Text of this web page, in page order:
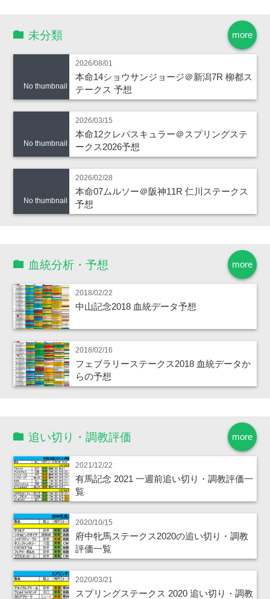
more
未分類
No thumbnail
2026/08/01
本命14ショウサンジョージ＠新潟7R 柳都ス
テークス 予想
No thumbnail
2026/03/15
本命12クレパスキュラー＠スプリングステ
ークス2026予想
No thumbnail
2026/02/28
本命07ムルソー＠阪神11R 仁川ステークス
予想
more
血統分析・予想
2018/02/22
中山記念2018 血統データ予想
2018/02/16
フェブラリーステークス2018 血統データか
らの予想
more
追い切り・調教評価
2021/12/22
有馬記念 2021 一週前追い切り・調教評価一
覧
2020/10/15
府中牝馬ステークス2020の追い切り・調教
評価一覧
2020/03/21
スプリングステークス 2020 追い切り・調教